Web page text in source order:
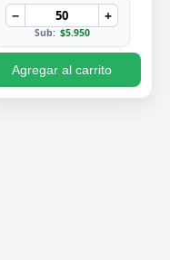
− +
Sub: $5.950
Agregar al carrito